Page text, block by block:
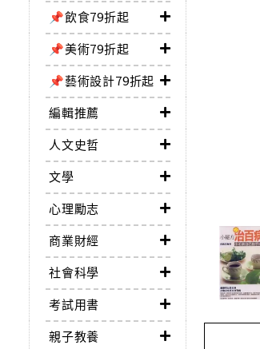
📌飲食79折起
📌美術79折起
📌藝術設計79折起
編輯推薦
人文史哲
文學
心理勵志
商業財經
社會科學
考試用書
親子教養